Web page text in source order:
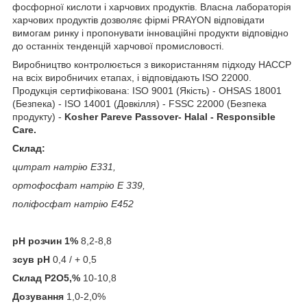
фосфорної кислоти і харчових продуктів. Власна лабораторія
харчових продуктів дозволяє фірмі PRAYON відповідати
вимогам ринку і пропонувати інноваційні продукти відповідно
до останніх тенденцій харчової промисловості.
Виробництво контролюється з використанням підходу HACCP
на всіх виробничих етапах, і відповідають ISO 22000.
Продукція сертифікована: ISO 9001 (Якість) - OHSAS 18001
(Безпека) - ISO 14001 (Довкілля) - FSSC 22000 (Безпека
продукту) - Kosher Pareve Passover- Halal - Responsible
Care.
Склад:
цитрат натрію Е331,
ортофосфат натрію Е 339,
поліфосфат натрію Е452
рН розчин 1% 8,2-8,8
зсув рН 0,4 / + 0,5
Склад P2O5,% 10-10,8
Дозування 1,0-2,0%